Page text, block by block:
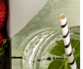
Oosters
Kooktips & blogs
koken als een chef
& blogs